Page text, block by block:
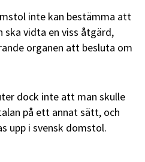
inte kan bestämma att
ska vidta en viss åtgärd,
organen att besluta om
dock inte att man skulle
på ett annat sätt, och
upp i svensk domstol.